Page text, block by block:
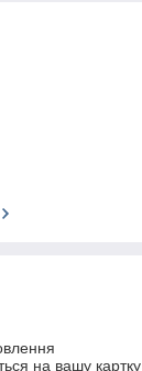
на вашу картку